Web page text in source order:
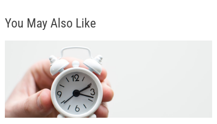
я
You May Also Like